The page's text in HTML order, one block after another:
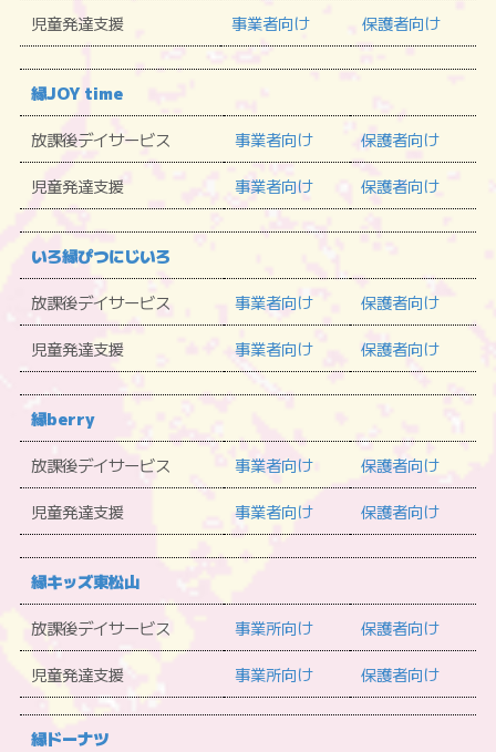
児童発達支援
事業者向け 保護者向け
縁JOY time
放課後デイサービス
事業者向け
保護者向け
児童発達支援
事業者向け 保護者向け
いろ縁ぴつにじいろ
放課後デイサービス
事業者向け
保護者向け
児童発達支援
事業者向け 保護者向け
縁berry
放課後デイサービス
事業者向け
保護者向け
児童発達支援
事業者向け 保護者向け
縁キッズ東松山
放課後デイサービス
事業所向け
保護者向け
児童発達支援
事業所向け 保護者向け
縁ドーナツ